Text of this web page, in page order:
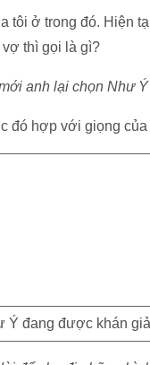
tôi ở trong đó. Hiện
thì gọi là gì?
anh lại chọn Như
đó hợp với giọng của
Ý đang được khán